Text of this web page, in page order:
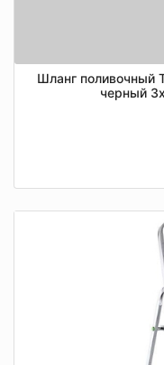
Шланг поливочный
черный